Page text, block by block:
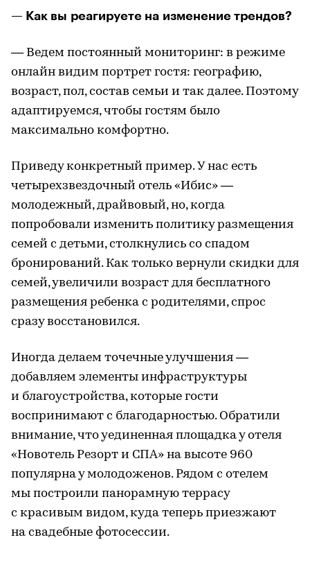
— Как вы реагируете на изменение трендов?
— Ведем постоянный мониторинг: в режиме
онлайн видим портрет гостя: географию,
возраст, пол, состав семьи и так далее. Поэтому
адаптируемся, чтобы гостям было
максимально комфортно.
Приведу конкретный пример. У нас есть
четырехзвездочный отель «Ибис» —
молодежный, драйвовый, но, когда
попробовали изменить политику размещения
семей с детьми, столкнулись со спадом
бронирований. Как только вернули скидки для
семей, увеличили возраст для бесплатного
размещения ребенка с родителями, спрос
сразу восстановился.
Иногда делаем точечные улучшения —
добавляем элементы инфраструктуры
и благоустройства, которые гости
воспринимают с благодарностью. Обратили
внимание, что уединенная площадка у отеля
«Новотель Резорт и СПА» на высоте 960
популярна у молодоженов. Рядом с отелем
мы построили панорамную террасу
с красивым видом, куда теперь приезжают
на свадебные фотосессии.